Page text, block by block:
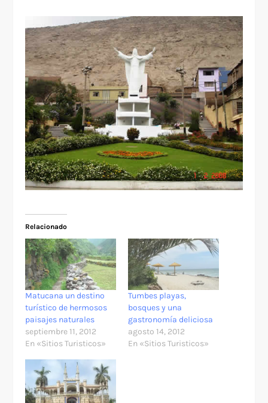
Relacionado
Matucana un destino
turístico de hermosos
paisajes naturales
septiembre 11, 2012
En «Sitios Turisticos»
Tumbes playas,
bosques y una
gastronomía deliciosa
agosto 14, 2012
En «Sitios Turisticos»